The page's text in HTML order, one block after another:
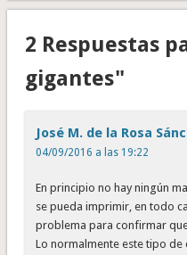
2 Respuestas
gigantes"
José M. de la Rosa
04/09/2016 a las 19:22
En principio no hay ningún
se pueda imprimir, en todo
problema para confirmar
Lo normalmente este tipo de